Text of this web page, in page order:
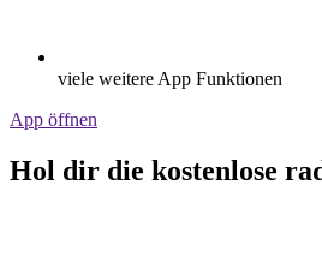
viele weitere App Funktionen
App öffnen
Hol dir die kostenlose